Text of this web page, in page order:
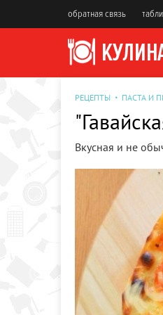
обратная связь
РЕЦЕПТЫ ПАСТА И
Вкусная и не